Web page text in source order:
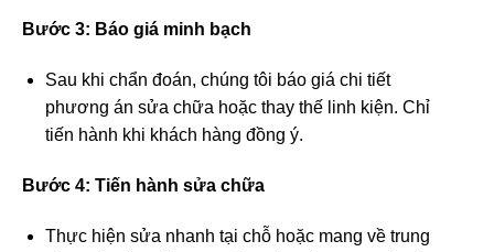
Bước 3: Báo giá minh bạch
Sau khi chẩn đoán, chúng tôi báo giá chi tiết
phương án sửa chữa hoặc thay thế linh kiện. Chỉ
tiến hành khi khách hàng đồng ý.
Bước 4: Tiến hành sửa chữa
Thực hiện sửa nhanh tại chỗ hoặc mang về trung